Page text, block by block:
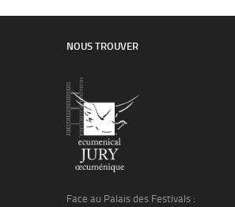
NOUS TROUVER
Face au Palais des Festivals :